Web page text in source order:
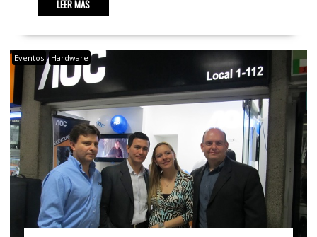
LEER MÁS
Eventos Hardware